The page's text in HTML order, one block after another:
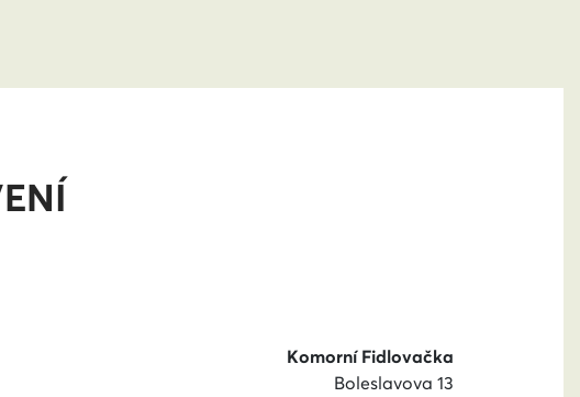
Komorní Fidlovačka
Boleslavova 13